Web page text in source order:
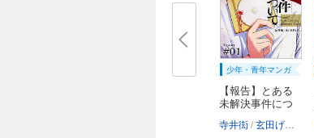
少年・青年マンガ
【報告】とある
未解決事件につ
寺井衒 玄田げんた